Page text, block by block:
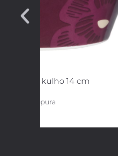
Patula kulho 14 cm
purppura